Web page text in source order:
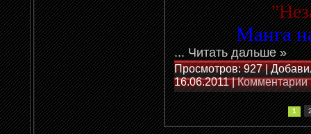
"
Манга
...Читать дальше »
Просмотров: 927 |
16.06.2011|Комментарии
1